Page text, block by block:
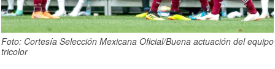
Foto: Cortesía Selección Mexicana Oficial/Buena actuación del equipo
tricolor